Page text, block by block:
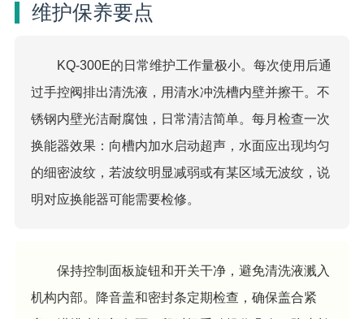
维护保养要点
KQ-300E的日常维护工作量极小。每次使用后通
过手控阀排出清洗液，用清水冲洗槽内壁并擦干。不
锈钢内壁光洁耐腐蚀，日常清洁简单。每月检查一次
换能器效果：向槽内加水启动超声，水面应出现均匀
的细密波纹，若波纹明显减弱或有某区域无波纹，说
明对应换能器可能需要检修。
保持控制面板旋钮和开关干净，避免清洗液溅入
机构内部。降音盖和密封条定期检查，确保盖合紧